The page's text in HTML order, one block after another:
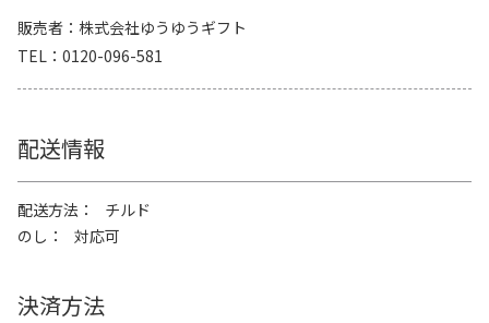
販売者
株式会社ゆうゆうギフト
TEL
0120-096-581
配送情報
配送方法
チルド
のし
対応可
決済方法